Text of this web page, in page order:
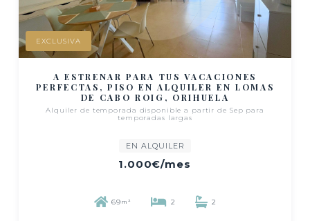
EXCLUSIVA
A ESTRENAR PARA TUS VACACIONES
PERFECTAS, PISO EN ALQUILER EN LOMAS
DE CABO ROIG, ORIHUELA
Alquiler de temporada disponible a partir de Sep para
temporadas largas
EN ALQUILER
1.000€/mes
69 m² 2 2